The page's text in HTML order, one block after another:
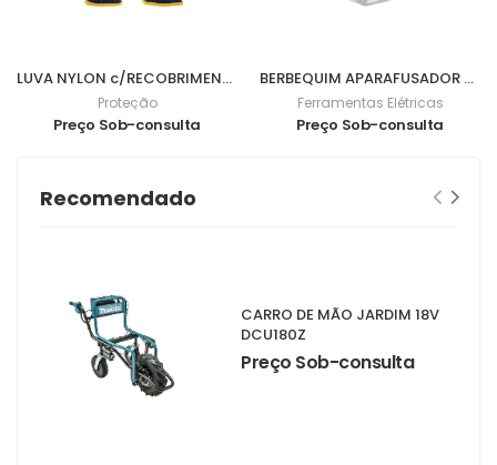
LUVA NYLON c/RECOBRIMENTO NITRILO FOAM 3/4 9 - 0701057
Proteção
Preço Sob-consulta
BERBEQUIM APARAFUSADOR BL 18V 62Nm DDF482Z
Ferramentas Elétricas
Preço Sob-consulta
Recomendado
CARRO DE MÃO JARDIM 18V
DCU180Z
Preço Sob-consulta